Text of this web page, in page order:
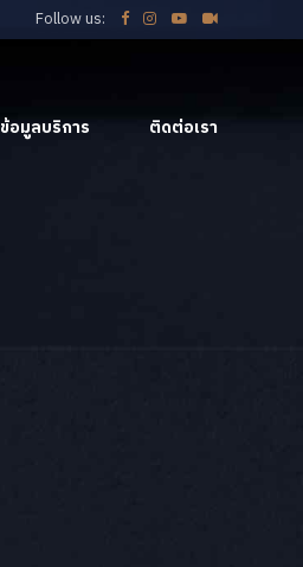
Follow us:
ข้อมูลบริการ ติดต่อเรา